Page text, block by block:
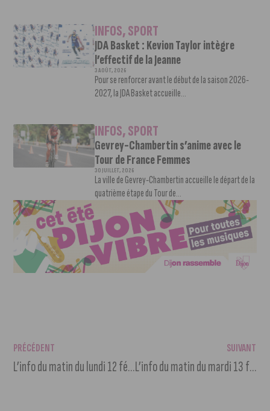
INFOS,SPORT
JDA Basket : Kevion Taylor intègre
l’effectif de la Jeanne
3 AOÛT, 2026
Pour se renforcer avant le début de la saison 2026-
2027, la JDA Basket accueille...
INFOS,SPORT
Gevrey-Chambertin s’anime avec le
Tour de France Femmes
30 JUILLET, 2026
La ville de Gevrey-Chambertin accueille le départ de la
quatrième étape du Tour de...
PRÉCÉDENT
L’info du matin du lundi 12 février 2024
SUIVANT
L’info du matin du mardi 13 février 2024